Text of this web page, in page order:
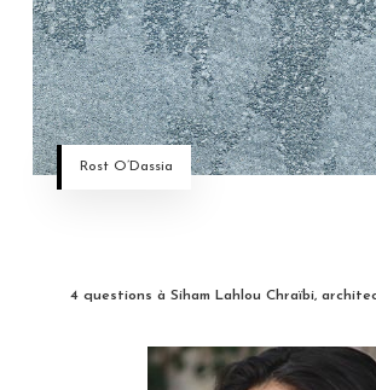
Rost O’Dassia
4 questions à Siham Lahlou Chraïbi,